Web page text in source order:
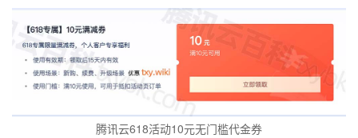
腾讯云618活动10元无门槛代金券